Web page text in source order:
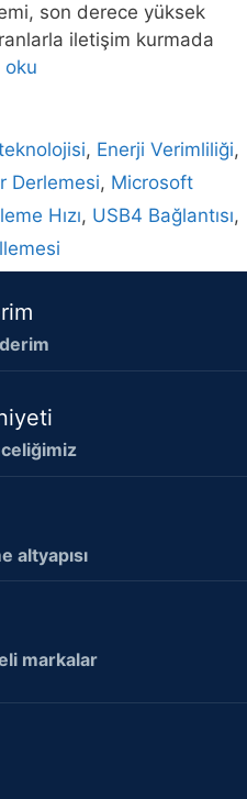
son derece yüksek
iletişim kurmada
oku
, Enerji Verimliliği,
Derlemesi, Microsoft
Hızı, USB4 Bağlantısı,
altyapısı
markalar